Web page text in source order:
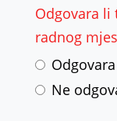
Odgovara li
radnog
Ne